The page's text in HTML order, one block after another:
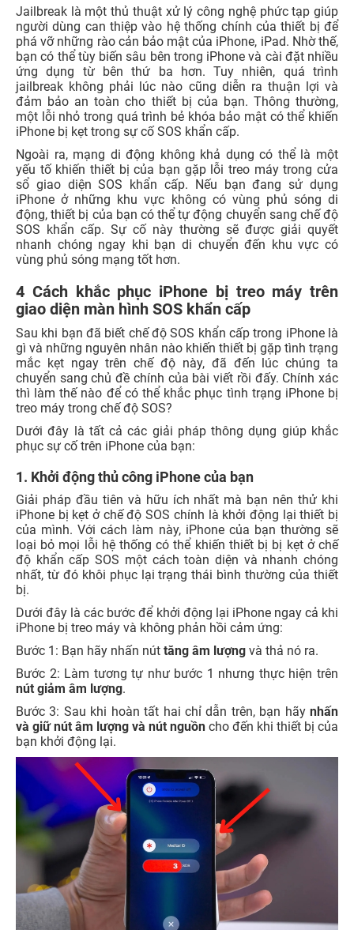
Jailbreak là một thủ thuật xử lý công nghệ phức tạp giúp
người dùng can thiệp vào hệ thống chính của thiết bị để
phá vỡ những rào cản bảo mật của iPhone, iPad. Nhờ thế,
bạn có thể tùy biến sâu bên trong iPhone và cài đặt nhiều
ứng dụng từ bên thứ ba hơn. Tuy nhiên, quá trình
jailbreak không phải lúc nào cũng diễn ra thuận lợi và
đảm bảo an toàn cho thiết bị của bạn. Thông thường,
một lỗi nhỏ trong quá trình bẻ khóa bảo mật có thể khiến
iPhone bị kẹt trong sự cố SOS khẩn cấp.
Ngoài ra, mạng di động không khả dụng có thể là một
yếu tố khiến thiết bị của bạn gặp lỗi treo máy trong cửa
sổ giao diện SOS khẩn cấp. Nếu bạn đang sử dụng
iPhone ở những khu vực không có vùng phủ sóng di
động, thiết bị của bạn có thể tự động chuyển sang chế độ
SOS khẩn cấp. Sự cố này thường sẽ được giải quyết
nhanh chóng ngay khi bạn di chuyển đến khu vực có
vùng phủ sóng mạng tốt hơn.
4 Cách khắc phục iPhone bị treo máy trên
giao diện màn hình SOS khẩn cấp
Sau khi bạn đã biết chế độ SOS khẩn cấp trong iPhone là
gì và những nguyên nhân nào khiến thiết bị gặp tình trạng
mắc kẹt ngay trên chế độ này, đã đến lúc chúng ta
chuyển sang chủ đề chính của bài viết rồi đấy. Chính xác
thì làm thế nào để có thể khắc phục tình trạng iPhone bị
treo máy trong chế độ SOS?
Dưới đây là tất cả các giải pháp thông dụng giúp khắc
phục sự cố trên iPhone của bạn:
1. Khởi động thủ công iPhone của bạn
Giải pháp đầu tiên và hữu ích nhất mà bạn nên thử khi
iPhone bị kẹt ở chế độ SOS chính là khởi động lại thiết bị
của mình. Với cách làm này, iPhone của bạn thường sẽ
loại bỏ mọi lỗi hệ thống có thể khiến thiết bị bị kẹt ở chế
độ khẩn cấp SOS một cách toàn diện và nhanh chóng
nhất, từ đó khôi phục lại trạng thái bình thường của thiết
bị.
Dưới đây là các bước để khởi động lại iPhone ngay cả khi
iPhone bị treo máy và không phản hồi cảm ứng:
Bước 1: Bạn hãy nhấn nút tăng âm lượng và thả nó ra.
Bước 2: Làm tương tự như bước 1 nhưng thực hiện trên
nút giảm âm lượng.
Bước 3: Sau khi hoàn tất hai chỉ dẫn trên, bạn hãy nhấn
và giữ nút âm lượng và nút nguồn cho đến khi thiết bị của
bạn khởi động lại.